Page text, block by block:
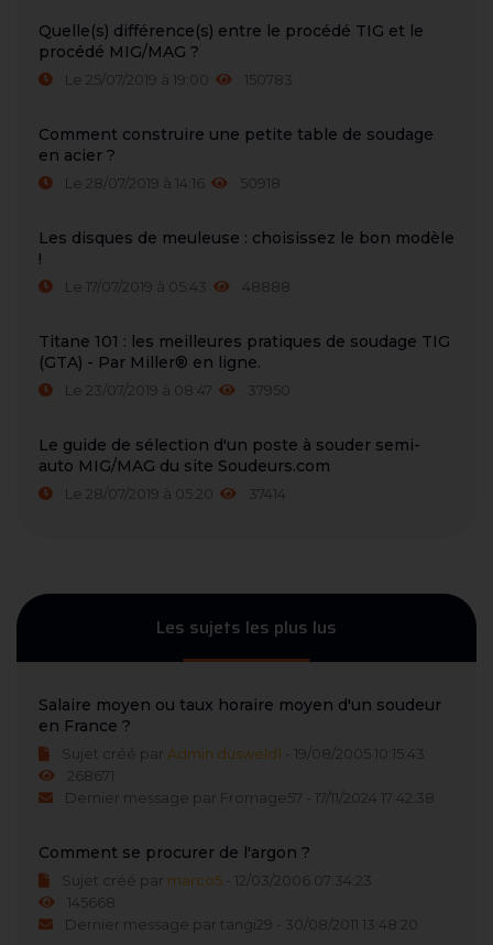
Quelle(s) différence(s) entre le procédé TIG et le
procédé MIG/MAG ?
Le 25/07/2019 à 19:00 150783
Comment construire une petite table de soudage
en acier ?
Le 28/07/2019 à 14:16 50918
Les disques de meuleuse : choisissez le bon modèle
!
Le 17/07/2019 à 05:43 48888
Titane 101 : les meilleures pratiques de soudage TIG
(GTA) - Par Miller® en ligne.
Le 23/07/2019 à 08:47 37950
Le guide de sélection d'un poste à souder semi-
auto MIG/MAG du site Soudeurs.com
Le 28/07/2019 à 05:20 37414
Les sujets les plus lus
Salaire moyen ou taux horaire moyen d'un soudeur
en France ?
Sujet créé par Admin dusweld1 - 19/08/2005 10:15:43
268671
Dernier message par Fromage57 - 17/11/2024 17:42:38
Comment se procurer de l'argon ?
Sujet créé par marco5 - 12/03/2006 07:34:23
145668
Dernier message par tangi29 - 30/08/2011 13:48:20